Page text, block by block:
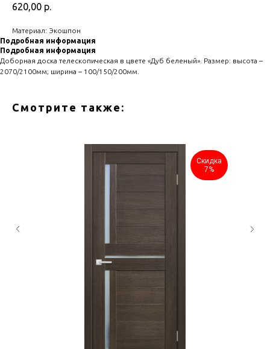
620,00 р.
Материал: Экошпон
Подробная информация
Подробная информация
Доборная доска телескопическая в цвете «Дуб беленый». Размер: высота –
2070/2100мм; ширина – 100/150/200мм.
Смотрите также:
Скидка
7%